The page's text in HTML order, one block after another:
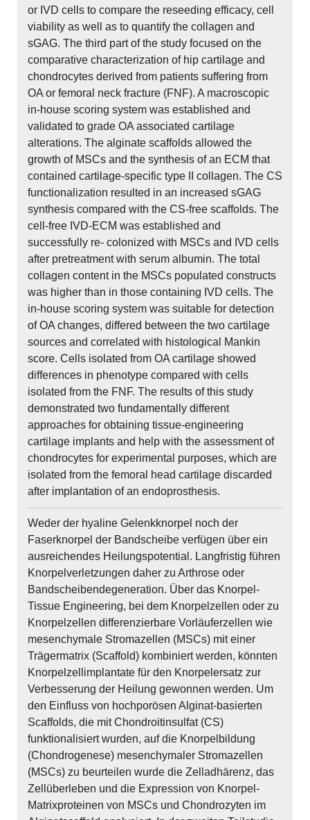
or IVD cells to compare the reseeding efficacy, cell
viability as well as to quantify the collagen and
sGAG. The third part of the study focused on the
comparative characterization of hip cartilage and
chondrocytes derived from patients suffering from
OA or femoral neck fracture (FNF). A macroscopic
in-house scoring system was established and
validated to grade OA associated cartilage
alterations. The alginate scaffolds allowed the
growth of MSCs and the synthesis of an ECM that
contained cartilage-specific type II collagen. The CS
functionalization resulted in an increased sGAG
synthesis compared with the CS-free scaffolds. The
cell-free IVD-ECM was established and
successfully re- colonized with MSCs and IVD cells
after pretreatment with serum albumin. The total
collagen content in the MSCs populated constructs
was higher than in those containing IVD cells. The
in-house scoring system was suitable for detection
of OA changes, differed between the two cartilage
sources and correlated with histological Mankin
score. Cells isolated from OA cartilage showed
differences in phenotype compared with cells
isolated from the FNF. The results of this study
demonstrated two fundamentally different
approaches for obtaining tissue-engineering
cartilage implants and help with the assessment of
chondrocytes for experimental purposes, which are
isolated from the femoral head cartilage discarded
after implantation of an endoprosthesis.
Weder der hyaline Gelenkknorpel noch der
Faserknorpel der Bandscheibe verfügen über ein
ausreichendes Heilungspotential. Langfristig führen
Knorpelverletzungen daher zu Arthrose oder
Bandscheibendegeneration. Über das Knorpel-
Tissue Engineering, bei dem Knorpelzellen oder zu
Knorpelzellen differenzierbare Vorläuferzellen wie
mesenchymale Stromazellen (MSCs) mit einer
Trägermatrix (Scaffold) kombiniert werden, könnten
Knorpelzellimplantate für den Knorpelersatz zur
Verbesserung der Heilung gewonnen werden. Um
den Einfluss von hochporösen Alginat-basierten
Scaffolds, die mit Chondroitinsulfat (CS)
funktionalisiert wurden, auf die Knorpelbildung
(Chondrogenese) mesenchymaler Stromazellen
(MSCs) zu beurteilen wurde die Zelladhärenz, das
Zellüberleben und die Expression von Knorpel-
Matrixproteinen von MSCs und Chondrozyten im